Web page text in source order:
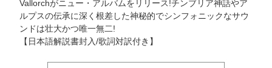
Vallorchがニュー・アルバムをリリース!チンブリア神話やア
ルプスの伝承に深く根差した神秘的でシンフォニックなサウ
ンドは壮大かつ唯一無二!
【日本語解説書封入/歌詞対訳付き】